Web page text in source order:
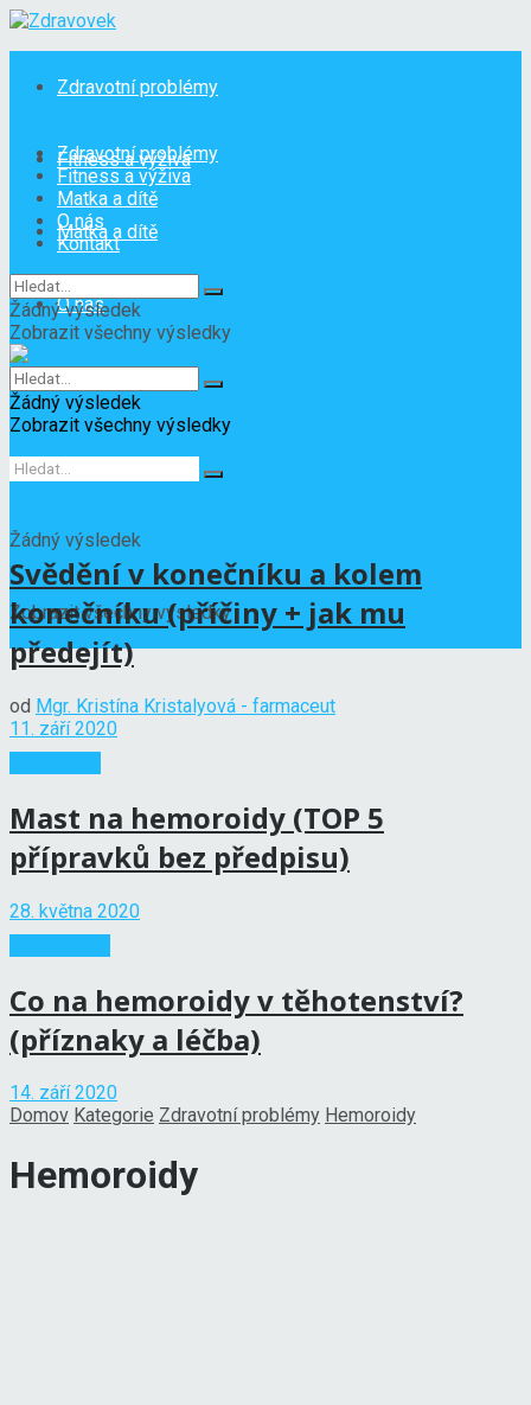
Zdravotní problémy
Fitness a výživa
Matka a dítě
O nás
Kontakt
Žádný výsledek
Zobrazit všechny výsledky
Zdravotní problémy
Fitness a výživa
Matka a dítě
O nás
Kontakt
Žádný výsledek
Zobrazit všechny výsledky
Žádný výsledek
Zobrazit všechny výsledky
Svědění v konečníku a kolem
konečníku (příčiny + jak mu
předejít)
od Mgr. Kristína Kristalyová - farmaceut
11. září 2020
Mast na hemoroidy (TOP 5
přípravků bez předpisu)
28. května 2020
Co na hemoroidy v těhotenství?
(příznaky a léčba)
14. září 2020
Domov Kategorie Zdravotní problémy Hemoroidy
Hemoroidy